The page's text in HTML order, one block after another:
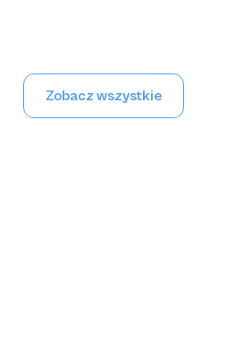
Zobacz wszystkie